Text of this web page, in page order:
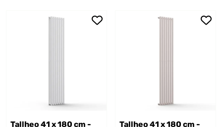
Tallheo 41 x 180 cm -
Tallheo 41 x 180 cm -